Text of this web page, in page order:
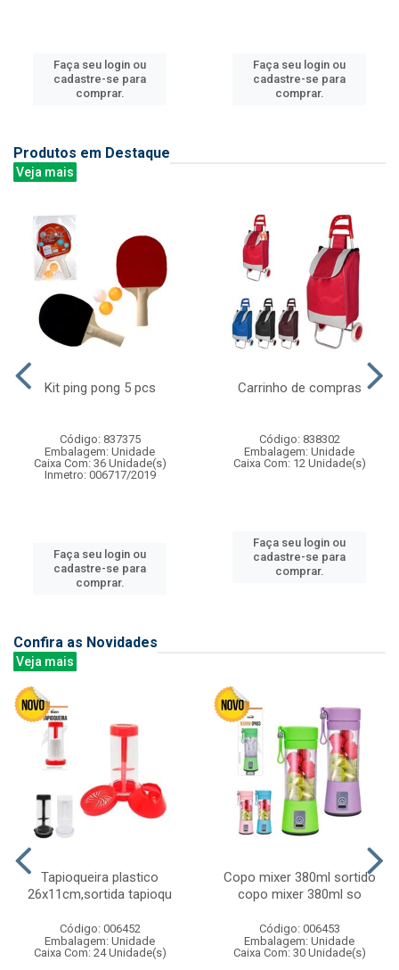
Faça seu login ou
cadastre-se para
comprar.
Faça seu login ou
cadastre-se para
comprar.
Produtos em Destaque
Veja mais
Kit ping pong 5 pcs
Código: 837375
Embalagem: Unidade
Caixa Com: 36 Unidade(s)
Inmetro: 006717/2019
Faça seu login ou
cadastre-se para
comprar.
Carrinho de compras
Código: 838302
Embalagem: Unidade
Caixa Com: 12 Unidade(s)
Faça seu login ou
cadastre-se para
comprar.
Confira as Novidades
Veja mais
Tapioqueira plastico
26x11cm,sortida tapioqu
Código: 006452
Embalagem: Unidade
Caixa Com: 24 Unidade(s)
Copo mixer 380ml sortido
copo mixer 380ml so
Código: 006453
Embalagem: Unidade
Caixa Com: 30 Unidade(s)